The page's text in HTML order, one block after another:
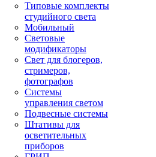
Типовые комплекты
студийного света
Мобильный
Световые
модификаторы
Свет для блогеров,
стримеров,
фотографов
Системы
управления светом
Подвесные системы
Штативы для
осветительных
приборов